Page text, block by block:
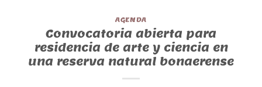
AGENDA
Convocatoria abierta para
residencia de arte y ciencia en
una reserva natural bonaerense